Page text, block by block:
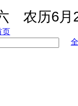
农历6月
页